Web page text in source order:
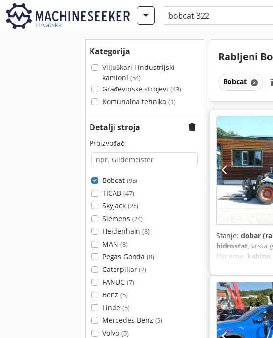
Hrvatska
Kategorija
Viljuškari i industrijski
kamioni (54)
Građevinske strojevi (43)
Komunalna tehnika (1)
Detalji stroja
Proizvođač:
Bobcat (98)
TICAB (47)
Skyjack (28)
Siemens (24)
Heidenhain (8)
MAN (8)
Pegas Gonda (8)
Caterpillar (7)
FANUC (7)
Benz (5)
Linde (5)
Mercedes-Benz (5)
Volvo (5)
Rabljeni
Bobcat
Stanje: dobar
hidrostat, vrsta
Oprema:
brojaču: 4.871
Visina: samo
sustav za
upravljanja -
osvjetljenja sa
cestovnu
doplatu,